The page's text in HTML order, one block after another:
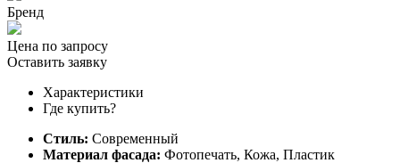
Бренд
Цена по запросу
Оставить заявку
Характеристики
Где купить?
Стиль: Современный
Материал фасада: Фотопечать, Кожа, Пластик